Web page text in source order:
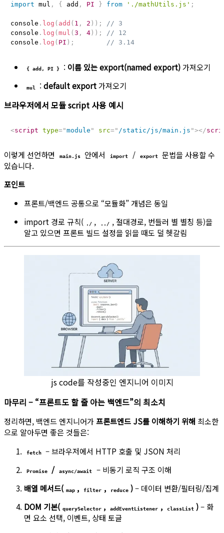
import mul , { add , PI } from './mathUtils.js' ;
console . log ( add ( 1 , 2 ) ) ;
// 3
console . log ( mul ( 3 , 4) ) ;
// 12
console . log ( PI ) ; // 3.14
{ add, PI } : 이름 있는 export(named export)가져오기
mul :default export가져오기
브라우저에서 모듈 script 사용 예시
<script type="module " src=" /static/js/main.js "></
이렇게 선언하면 main.js 안에서 import / export
문법을 사용할 수
있습니다.
포인트
프론트/백엔드 공통으로 “모듈화” 개념은 동일
import 경로 규칙(
./ , ../ , 절대경로, 번들러 별 별칭 등)을
알고 있으면 프론트 빌드 설정을 읽을 때도 덜 헷갈림
js code를 작성중인 엔지니어 이미지
마무리 – “프론트도 할 줄 아는 백엔드”의 최소치
정리하면, 백엔드 엔지니어가프론트엔드 JS를 이해하기 위해 최소한
으로 알아두면 좋은 것들은:
fetch – 브라우저에서 HTTP 호출 및 JSON 처리
Promise / async/await
– 비동기 로직 구조 이해
배열 메서드( map , filter , reduce )– 데이터 변환/필터링/집계
DOM 기본( querySelector , addEventListener , classList )– 화
면 요소 선택, 이벤트, 상태 토글